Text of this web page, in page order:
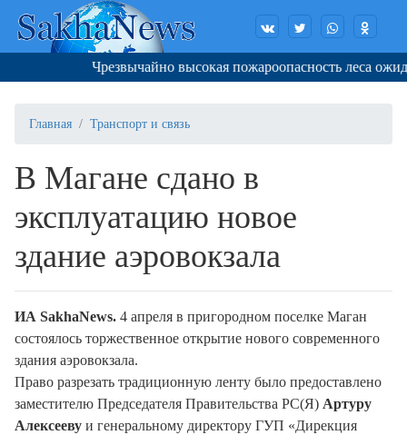
Чрезвычайно высокая пожароопасность леса
Главная Транспорт и связь
В Магане сдано в
эксплуатацию новое
здание аэровокзала
ИА SakhaNews. 4 апреля в пригородном поселке Маган
состоялось торжественное открытие нового современного
здания аэровокзала.
Право разрезать традиционную ленту было предоставлено
заместителю Председателя Правительства РС(Я) Артуру
Алексееву и генеральному директору ГУП «Дирекция